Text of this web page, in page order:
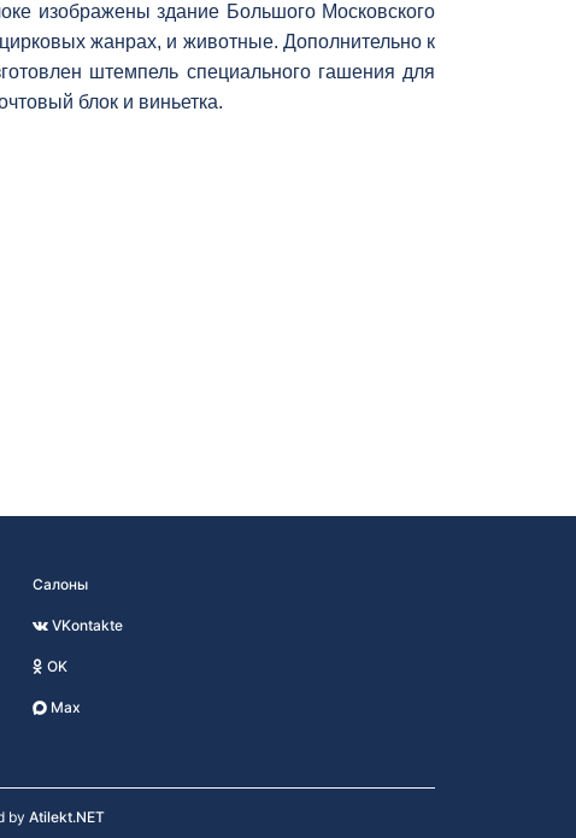
изображены здание Большого Московского
жанрах, и животные. Дополнительно к
штемпель специального гашения для
блок и виньетка.
Салоны
VKontakte
OK
Max
by Atilekt.NET